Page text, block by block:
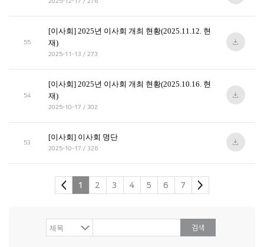
55
[이사회] 2025년 이사회 개최 현황(2025.11.12. 현
재)
2025-11-13 / 273
54
[이사회] 2025년 이사회 개최 현황(2025.10.16. 현
재)
2025-10-17 / 302
53
[이사회] 이사회 명단
2025-10-17 / 326
1 2 3 4 5 6 7
검색